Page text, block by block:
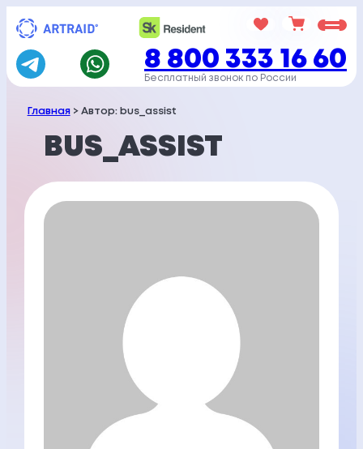
Перейти
содержимому
8 800 333 16 60
Бесплатный звонок по России
Главная> Автор: bus_assist
BUS_ASSIST